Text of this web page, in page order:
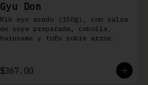
Gyu Don
Rib eye asado (150g), con salsa
de soya preparada, cebolla,
harusame y tofu sobre arroz
$367.00